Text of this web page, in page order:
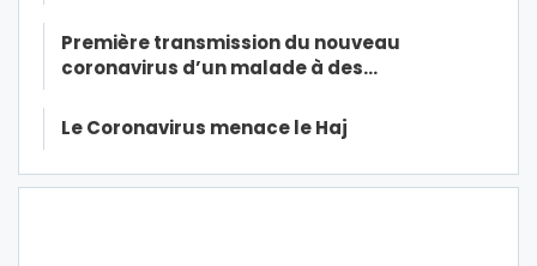
Première transmission du nouveau
coronavirus d’un malade à des…
Le Coronavirus menace le Haj